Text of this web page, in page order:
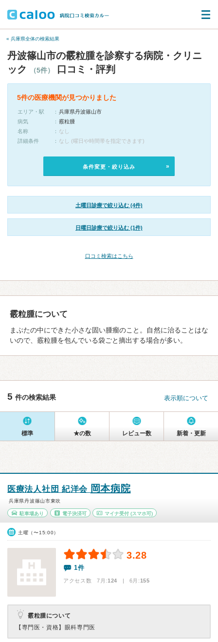
« 兵庫県全体の検索結果
丹波篠山市の霰粒腫を診察する病院・クリニ
ック
（5件） 口コミ・評判
5件の医療機関が見つかりました
エリア・駅
兵庫県丹波篠山市
病気
霰粒腫
名称
なし
詳細条件
なし (曜日や時間帯を指定できます)
条件変更・絞り込み
土曜日診療で絞り込む (4件)
日曜日診療で絞り込む (1件)
口コミ検索はこちら
霰粒腫について
まぶたの中にできた小さな固い腫瘤のこと。自然に治ることはな
いので、霰粒腫を包んでいる袋ごと摘出する場合が多い。
5 件の検索結果 表示順について
標準 ★の数 レビュー数 新着・更新
医療法人社団 紀洋会 岡本病院
兵庫県丹波篠山市東吹
駐車場あり 電子決済可 マイナ受付 (スマホ可)
土曜（〜15:00）
3.28
1件
アクセス数 7月:124 | 6月:155
霰粒腫について
【専門医・資格】 眼科専門医